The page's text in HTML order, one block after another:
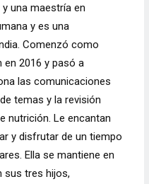
una maestría en
y es una
Comenzó como
2016 y pasó a
las comunicaciones
temas y la revisión
nutrición. Le encantan
y disfrutar de un tiempo
Ella se mantiene en
sus tres hijos,